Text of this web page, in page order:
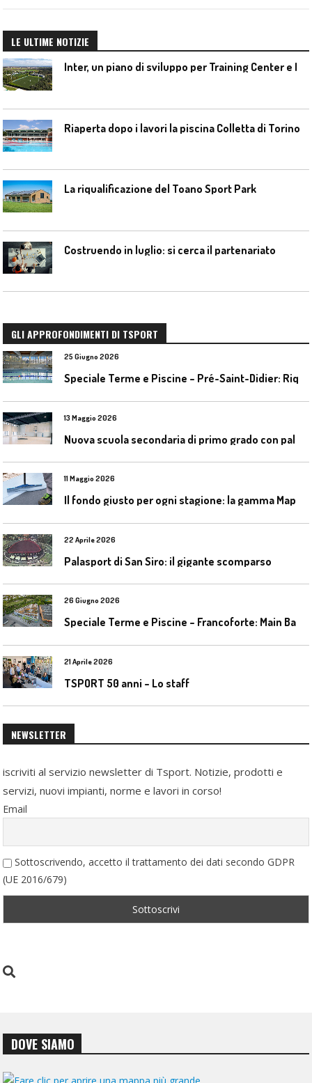
LE ULTIME NOTIZIE
Riaperta dopo i lavori la piscina Colletta di Torino
La riqualificazione del Toano Sport Park
Costruendo in luglio: si cerca il partenariato
GLI APPROFONDIMENTI DI TSPORT
25 Giugno 2026
13 Maggio 2026
11 Maggio 2026
22 Aprile 2026
Palasport di San Siro: il gigante scomparso
26 Giugno 2026
21 Aprile 2026
TSPORT 50 anni – Lo staff
NEWSLETTER
iscriviti al servizio newsletter di Tsport. Notizie, prodotti e
servizi, nuovi impianti, norme e lavori in corso!
Email
Sottoscrivendo, accetto il trattamento dei dati secondo GDPR
(UE 2016/679)
DOVE SIAMO